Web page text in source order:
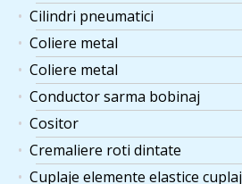
Cilindri pneumatici
Coliere metal
Coliere metal
Conductor sarma bobinaj
Cositor
Cremaliere roti dintate
Cuplaje elemente elastice cuplaj